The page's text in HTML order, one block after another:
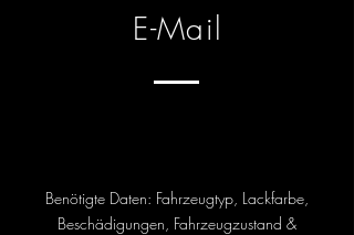
E-Mail
Benötigte Daten: Fahrzeugtyp, Lackfarbe,
Beschädigungen, Fahrzeugzustand &